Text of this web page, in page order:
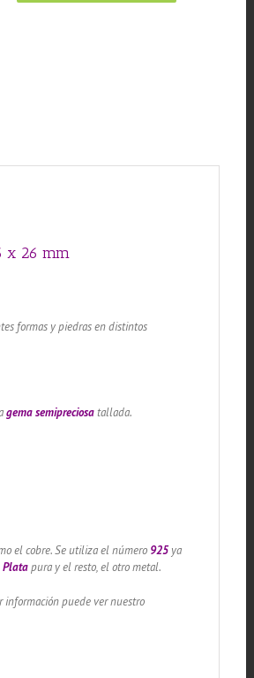
x 26 mm
formas y piedras en distintos
gema semipreciosatallada.
el cobre. Se utiliza el número 925ya
Platapura y el resto, el otro metal.
puede ver nuestro